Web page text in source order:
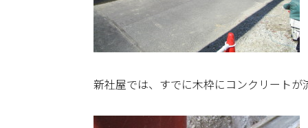
新社屋では、すでに木枠にコンクリートが